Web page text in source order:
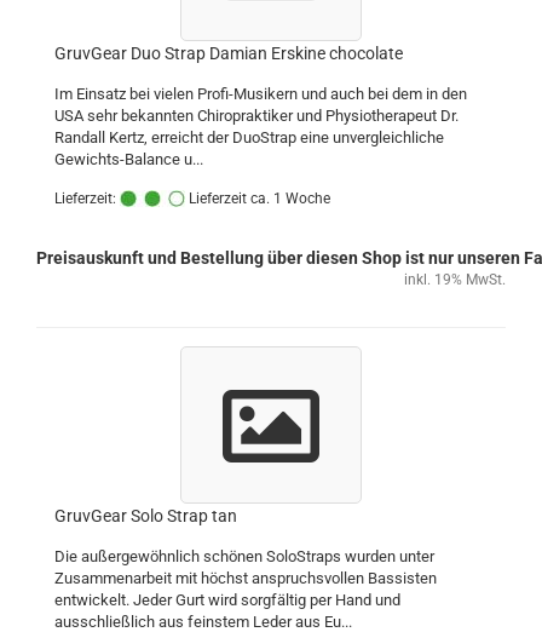
GruvGear Duo Strap Damian Erskine chocolate
Im Einsatz bei vielen Profi-Musikern und auch bei dem in den
USA sehr bekannten Chiropraktiker und Physiotherapeut Dr.
Randall Kertz, erreicht der DuoStrap eine unvergleichliche
Gewichts-Balance u...
Lieferzeit: Lieferzeit ca. 1 Woche
Preisauskunft und Bestellung über diesen Shop ist nur unseren
inkl. 19% MwSt.
GruvGear Solo Strap tan
Die außergewöhnlich schönen SoloStraps wurden unter
Zusammenarbeit mit höchst anspruchsvollen Bassisten
entwickelt. Jeder Gurt wird sorgfältig per Hand und
ausschließlich aus feinstem Leder aus Eu...